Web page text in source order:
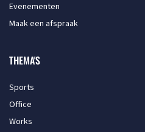
Evenementen
Maak een afspraak
THEMA'S
Sports
Office
Works